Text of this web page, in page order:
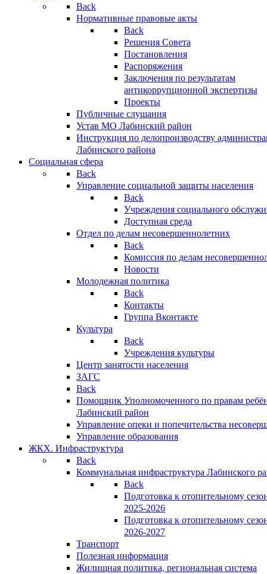
Back
Нормативные правовые акты
Back
Решения Совета
Постановления
Распоряжения
Заключения по результатам
антикоррупционной экспертизы
Проекты
Публичные слушания
Устав МО Лабинский район
Инструкция по делопроизводству
Лабинского района
Социальная сфера
Back
Управление социальной защиты населения
Back
Учреждения социального
Доступная среда
Отдел по делам несовершеннолетних
Back
Комиссия по делам
Новости
Молодежная политика
Back
Контакты
Группа Вконтакте
Культура
Back
Учреждения культуры
Центр занятости населения
ЗАГС
Back
Помощник Уполномоченного по правам
Лабинский район
Управление опеки и попечительства
Управление образования
ЖКХ. Инфраструктура
Back
Коммунальная инфраструктура Лабинского
Back
Подготовка к отопительному
2025-2026
Подготовка к отопительному
2026-2027
Транспорт
Полезная информация
Жилищная политика, региональная система